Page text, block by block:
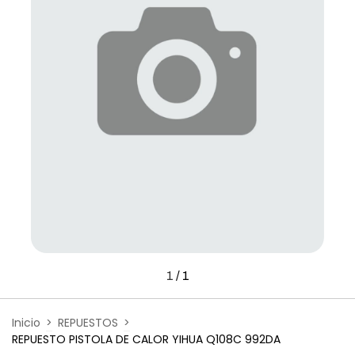
1 / 1
Inicio > REPUESTOS >
REPUESTO PISTOLA DE CALOR YIHUA Q108C 992DA